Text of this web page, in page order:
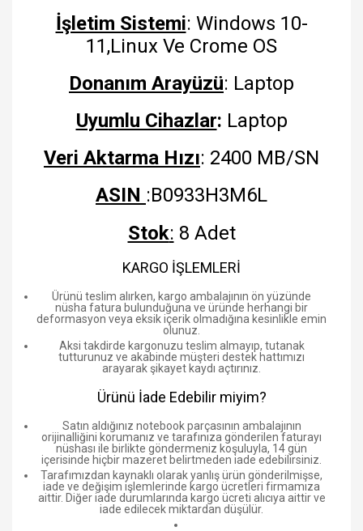
İşletim Sistemi: Windows 10-
11,Linux Ve Crome OS
Donanım Arayüzü: Laptop
Uyumlu Cihazlar: Laptop
Veri Aktarma Hızı: 2400 MB/SN
ASIN :B0933H3M6L
Stok: 8 Adet
KARGO İŞLEMLERİ
Ürünü teslim alırken, kargo ambalajının ön yüzünde
nüsha fatura bulunduğuna ve üründe herhangi bir
deformasyon veya eksik içerik olmadığına kesinlikle emin
olunuz.
Aksi takdirde kargonuzu teslim almayıp, tutanak
tutturunuz ve akabinde müşteri destek hattımızı
arayarak şikayet kaydı açtırınız.
Ürünü İade Edebilir miyim?
Satın aldığınız notebook parçasının ambalajının
orijinalliğini korumanız ve tarafınıza gönderilen faturayı
nüshası ile birlikte göndermeniz koşuluyla, 14 gün
içerisinde hiçbir mazeret belirtmeden iade edebilirsiniz.
Tarafımızdan kaynaklı olarak yanlış ürün gönderilmişse,
iade ve değişim işlemlerinde kargo ücretleri firmamıza
aittir. Diğer iade durumlarında kargo ücreti alıcıya aittir ve
iade edilecek miktardan düşülür.